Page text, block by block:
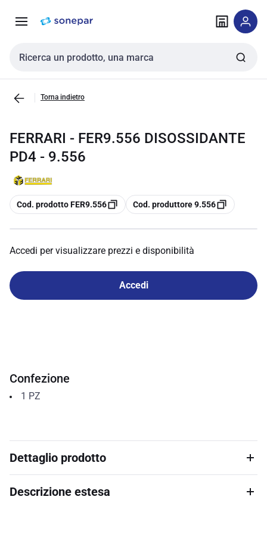
navigazione alla
Cerca input
Torna indietro
FERRARI - FER9.556 DISOSSIDANTE
PD4 - 9.556
copia
Cod. prodotto FER9.556 copia
Cod. produttore 9.556
Accedi per visualizzare prezzi e disponibilità
Accedi
Confezione
1 PZ
Dettaglio prodotto
Descrizione estesa